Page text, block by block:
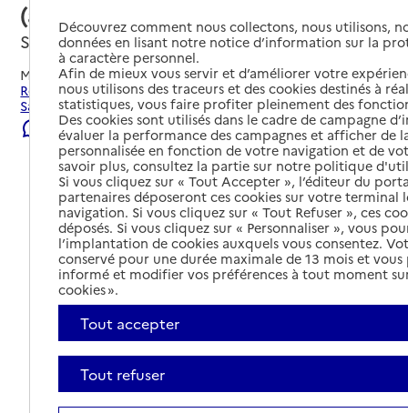
(aide) – Bien-Être services
Sainte-Marguerite, VOSGES
Mis à jour le23/07/2026
Rechercher les établissements et services autour de
Sainte-Marguerite.
Signaler une erreur
Découvrez comment nous collectons, nous utilisons,
données en lisant notre notice d’information sur la
à caractère personnel.
Afin de mieux vous servir et d’améliorer votre
nous utilisons des traceurs et des cookies destinés à
statistiques, vous faire profiter pleinement des
Des cookies sont utilisés dans le cadre de campagne
évaluer la performance des campagnes et afficher de
personnalisée en fonction de votre navigation et de
savoir plus, consultez la partie sur notre politique
Si vous cliquez sur « Tout Accepter », l’éditeur du
partenaires déposeront ces cookies sur votre terminal
navigation. Si vous cliquez sur « Tout Refuser », ces
déposés. Si vous cliquez sur « Personnaliser », vous
l’implantation de cookies auxquels vous consentez.
conservé pour une durée maximale de 13 mois et
informé et modifier vos préférences à tout moment
cookies ».
Tout accepter
Tout refuser